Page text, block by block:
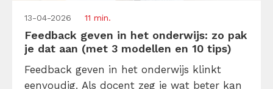
13-04-2026 11 min.
Feedback geven in het onderwijs: zo pak
je dat aan (met 3 modellen en 10 tips)
Feedback geven in het onderwijs klinkt
eenvoudig. Als docent zeg je wat beter kan